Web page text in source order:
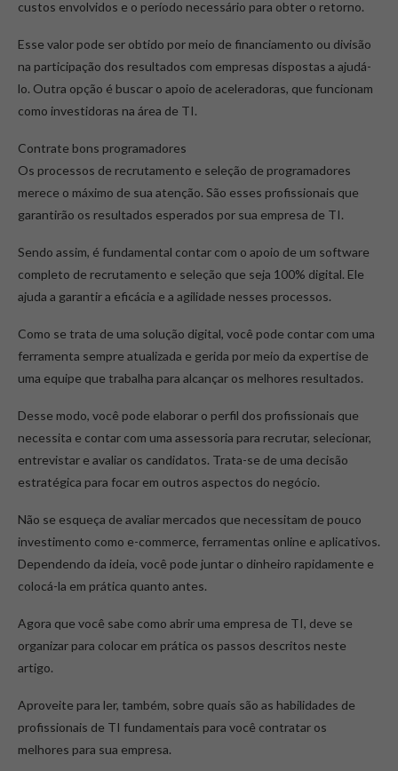
custos envolvidos e o período necessário para obter o retorno.
Esse valor pode ser obtido por meio de financiamento ou divisão
na participação dos resultados com empresas dispostas a ajudá-
lo. Outra opção é buscar o apoio de aceleradoras, que funcionam
como investidoras na área de TI.
Contrate bons programadores
Os processos de recrutamento e seleção de programadores
merece o máximo de sua atenção. São esses profissionais que
garantirão os resultados esperados por sua empresa de TI.
Sendo assim, é fundamental contar com o apoio de um software
completo de recrutamento e seleção que seja 100% digital. Ele
ajuda a garantir a eficácia e a agilidade nesses processos.
Como se trata de uma solução digital, você pode contar com uma
ferramenta sempre atualizada e gerida por meio da expertise de
uma equipe que trabalha para alcançar os melhores resultados.
Desse modo, você pode elaborar o perfil dos profissionais que
necessita e contar com uma assessoria para recrutar, selecionar,
entrevistar e avaliar os candidatos. Trata-se de uma decisão
estratégica para focar em outros aspectos do negócio.
Não se esqueça de avaliar mercados que necessitam de pouco
investimento como e-commerce, ferramentas online e aplicativos.
Dependendo da ideia, você pode juntar o dinheiro rapidamente e
colocá-la em prática quanto antes.
Agora que você sabe como abrir uma empresa de TI, deve se
organizar para colocar em prática os passos descritos neste
artigo.
Aproveite para ler, também, sobre quais são as habilidades de
profissionais de TI fundamentais para você contratar os
melhores para sua empresa.